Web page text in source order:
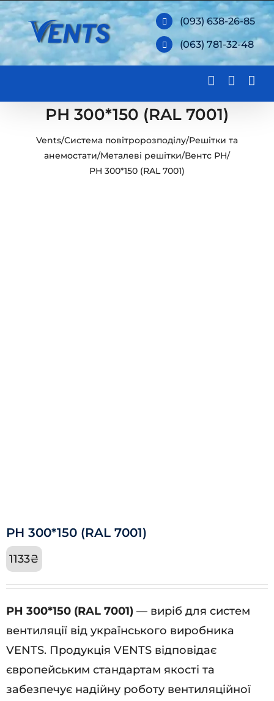
Skip
to
content
(093) 638-26-85
(063) 781-32-48
РН 300*150 (RAL 7001)
Vents/Система повітророзподілу/Решітки та
анемостати/Металеві решітки/Вентс РН/
РН 300*150 (RAL 7001)
РН 300*150 (RAL 7001)
1133₴
РН 300*150 (RAL 7001) — виріб для систем
вентиляції від українського виробника
VENTS. Продукція VENTS відповідає
європейським стандартам якості та
забезпечує надійну роботу вентиляційної